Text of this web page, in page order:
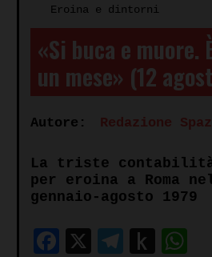
Eroina e dintorni
«Si buca e muore.
un mese» (12
Autore: Redazione
La triste
per eroina a Roma
gennaio-agosto 1979
Facebook
X
Push